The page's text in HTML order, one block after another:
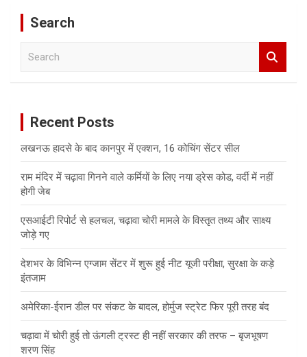
Search
Recent Posts
लखनऊ हादसे के बाद कानपुर में एक्शन, 16 कोचिंग सेंटर सील
राम मंदिर में चढ़ावा गिनने वाले कर्मियों के लिए नया ड्रेस कोड, वर्दी में नहीं
होगी जेब
एसआईटी रिपोर्ट से हलचल, चढ़ावा चोरी मामले के विस्तृत तथ्य और साक्ष्य
जोड़े गए
देशभर के विभिन्न एग्जाम सेंटर में शुरू हुई नीट यूजी परीक्षा, सुरक्षा के कड़े
इंतजाम
अमेरिका-ईरान डील पर संकट के बादल, होर्मुज स्ट्रेट फिर पूरी तरह बंद
चढ़ावा में चोरी हुई तो ऊंगली ट्रस्ट ही नहीं सरकार की तरफ – बृजभूषण
शरण सिंह